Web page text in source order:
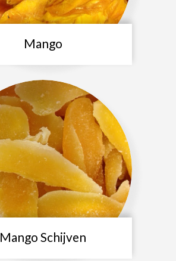
Mango
Mango Schijven